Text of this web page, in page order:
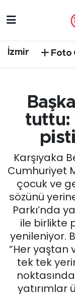
İzmir Foto
tuttu:
Karşıyaka
Cumhuriyet
çocuk ve
sözünü
Parkı’nda
ile birlikte
yenileniyor.
“Her yaştan
tek tek
yatırımlar
EGE
EĞİTİM
EKONOMİ
English
GÜNCEL
KÜLTÜR
MAGAZİN
Trafik
Süper Lig
Tüm
Son
Haber